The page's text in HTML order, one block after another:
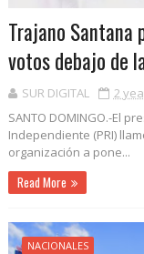
Trajano Santana
votos debajo de
SUR DIGITAL
2
SANTO DOMINGO.-El
Independiente (PRI)
organización a pone...
Read More
NACIONALES